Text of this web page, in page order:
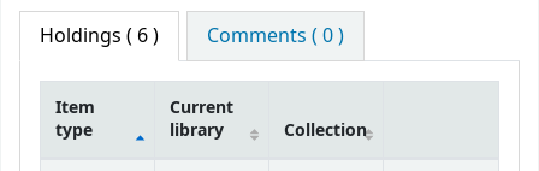
Holdings ( 6 ) Comments ( 0 )
Item
type
Current
library
Collection